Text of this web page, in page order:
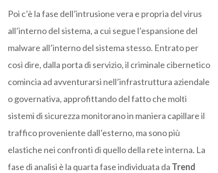
Poi c’è la fase dell’intrusione vera e propria del virus
all’interno del sistema, a cui segue l’espansione del
malware all’interno del sistema stesso. Entrato per
così dire, dalla porta di servizio, il criminale cibernetico
comincia ad avventurarsi nell’infrastruttura aziendale
o governativa, approfittando del fatto che molti
sistemi di sicurezza monitorano in maniera capillare il
traffico proveniente dall’esterno, ma sono più
elastiche nei confronti di quello della rete interna. La
fase di analisi è la quarta fase individuata da Trend